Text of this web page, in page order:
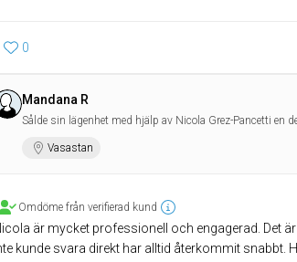
0
Mandana R
Sålde sin lägenhet med hjälp av Nicola Grez-Pancetti en
Vasastan
Omdöme från verifierad kund
är mycket professionell och engagerad. Det
kunde svara direkt har alltid återkommit snabbt.